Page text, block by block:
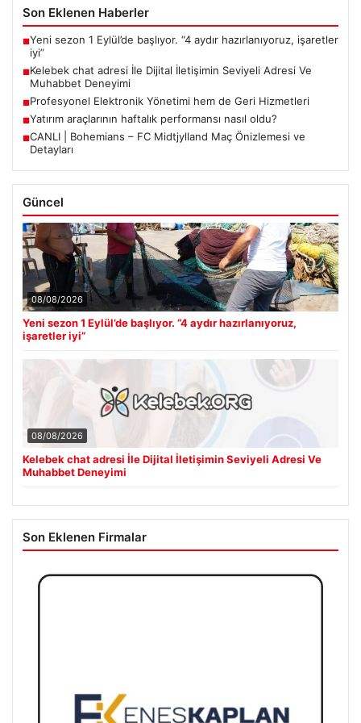
Son Eklenen Haberler
■Yeni sezon 1 Eylül’de başlıyor. “4 aydır hazırlanıyoruz, işaretler
iyi”
■Kelebek chat adresi İle Dijital İletişimin Seviyeli Adresi Ve
Muhabbet Deneyimi
■Profesyonel Elektronik Yönetimi hem de Geri Hizmetleri
■Yatırım araçlarının haftalık performansı nasıl oldu?
■CANLI | Bohemians – FC Midtjylland Maç Önizlemesi ve
Detayları
Güncel
08/08/2026
Yeni sezon 1 Eylül’de başlıyor. “4 aydır hazırlanıyoruz,
işaretler iyi”
08/08/2026
Kelebek chat adresi İle Dijital İletişimin Seviyeli Adresi Ve
Muhabbet Deneyimi
Son Eklenen Firmalar